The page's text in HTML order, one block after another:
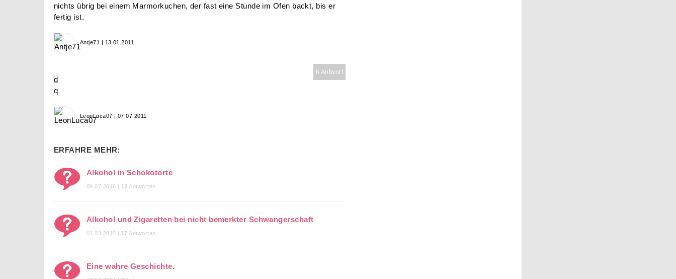
nichts übrig bei einem Marmorkuchen, der fast eine Stunde im Ofen backt, bis er
fertig ist.
Antje71 | 13.01.2011
6 Antwort
d
q
LeonLuca07 | 07.07.2011
ERFAHRE MEHR:
Alkohol in Schokotorte
09.07.2016 | 12 Antworten
Alkohol und Zigaretten bei nicht bemerkter Schwangerschaft
01.03.2015 | 17 Antworten
Eine wahre Geschichte.